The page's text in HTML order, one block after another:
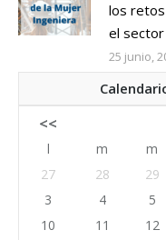
los
el sector
25 junio,
<<
l m m
27
28 29
3
4 5
10
11 12